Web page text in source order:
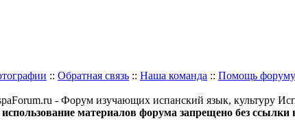
:: Обратная связь :: Наша команда :: Помощь форуму
- Форум изучающих испанский язык, культуру
материалов форума запрещено без ссылки